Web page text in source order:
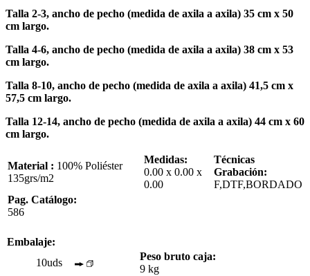
Talla 2-3, ancho de pecho (medida de axila a axila) 35 cm x 50
cm largo.
Talla 4-6, ancho de pecho (medida de axila a axila) 38 cm x 53
cm largo.
Talla 8-10, ancho de pecho (medida de axila a axila) 41,5 cm x
57,5 cm largo.
Talla 12-14, ancho de pecho (medida de axila a axila) 44 cm x 60
cm largo.
Material : 100% Poliéster
135grs/m2
Medidas:
0.00 x 0.00 x
0.00
Técnicas
Grabación:
F,DTF,BORDADO
Pag. Catálogo:
586
Embalaje:
10uds
Peso bruto caja:
9 kg